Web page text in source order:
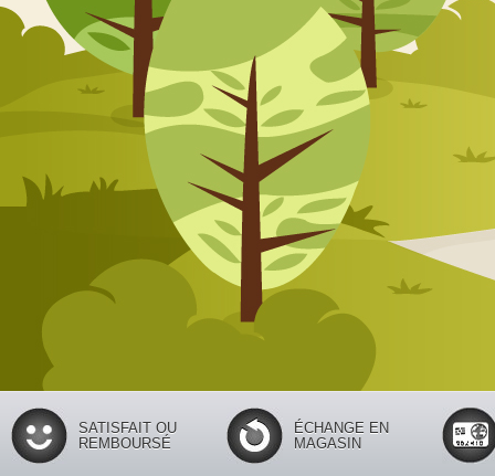
SATISFAIT OU
REMBOURSÉ
ÉCHANGE EN
MAGASIN